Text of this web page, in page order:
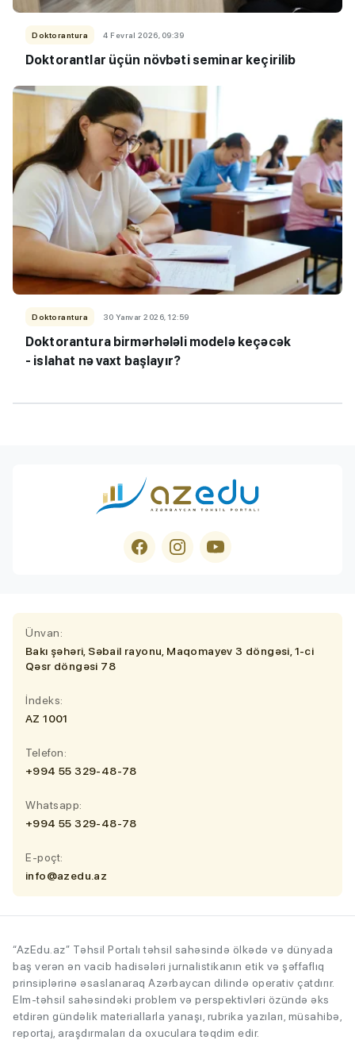
Doktorantura 4 Fevral 2026, 09:39
Doktorantlar üçün növbəti seminar keçirilib
Doktorantura 30 Yanvar 2026, 12:59
Doktorantura birmərhələli modelə keçəcək
- islahat nə vaxt başlayır?
Ünvan:
Bakı şəhəri, Səbail rayonu, Maqomayev 3 döngəsi, 1-ci
Qəsr döngəsi 78
İndeks:
AZ 1001
Telefon:
+994 55 329-48-78
Whatsapp:
+994 55 329-48-78
E-poçt:
info@azedu.az
“AzEdu.az” Təhsil Portalı təhsil sahəsində ölkədə və dünyada
baş verən ən vacib hadisələri jurnalistikanın etik və şəffaflıq
prinsiplərinə əsaslanaraq Azərbaycan dilində operativ çatdırır.
Elm-təhsil sahəsindəki problem və perspektivləri özündə əks
etdirən gündəlik materiallarla yanaşı, rubrika yazıları, müsahibə,
reportaj, araşdırmaları da oxuculara təqdim edir.